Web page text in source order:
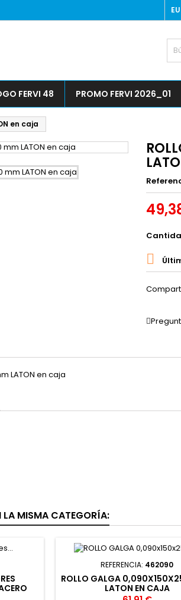
FERVI 48 PROMO FERVI 2026_01
en caja

LATON en caja
LA MISMA CATEGORÍA:
REFERENCIA: 462090
ROLLO GALGA
LATON EN CAJA